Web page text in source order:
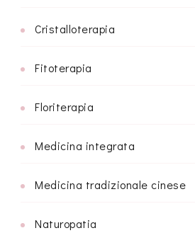
Cristalloterapia
Fitoterapia
Floriterapia
Medicina integrata
Medicina tradizionale cinese
Naturopatia